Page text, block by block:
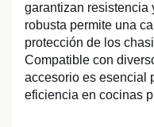
garantizan resistencia
robusta permite una
protección de los
Compatible con
accesorio es esencial
eficiencia en cocinas